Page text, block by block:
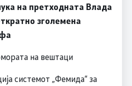
на претходната Влада
зголемена
на вештаци
системот „Фемида“ за